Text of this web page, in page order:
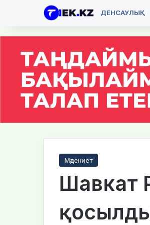
ДЕНСАУЛЫҚ
Мәдениет
Шавкат